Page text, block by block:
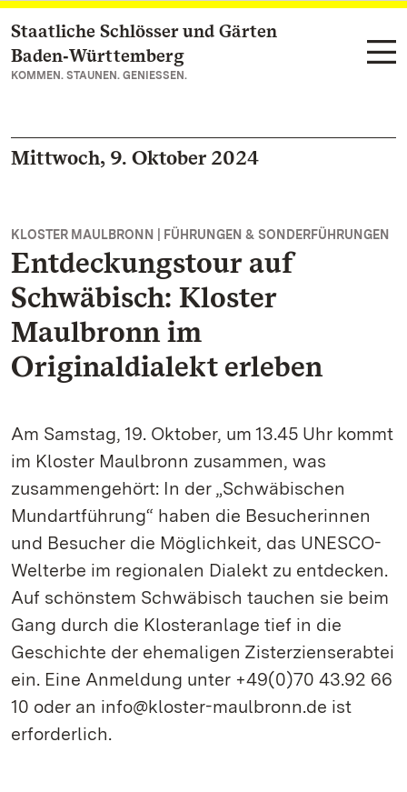
Zum Hauptinhalt springen
Staatliche Schlösser und Gärten
Baden‑Württemberg
KOMMEN. STAUNEN. GENIESSEN.
Mittwoch, 9. Oktober 2024
KLOSTER MAULBRONN | FÜHRUNGEN & SONDERFÜHRUNGEN
Entdeckungstour auf
Schwäbisch: Kloster
Maulbronn im
Originaldialekt erleben
Am Samstag, 19. Oktober, um 13.45 Uhr kommt
im Kloster Maulbronn zusammen, was
zusammengehört: In der „Schwäbischen
Mundartführung“ haben die Besucherinnen
und Besucher die Möglichkeit, das UNESCO-
Welterbe im regionalen Dialekt zu entdecken.
Auf schönstem Schwäbisch tauchen sie beim
Gang durch die Klosteranlage tief in die
Geschichte der ehemaligen Zisterzienserabtei
ein. Eine Anmeldung unter +49(0)70 43.92 66
10 oder an info@kloster-maulbronn.de ist
erforderlich.